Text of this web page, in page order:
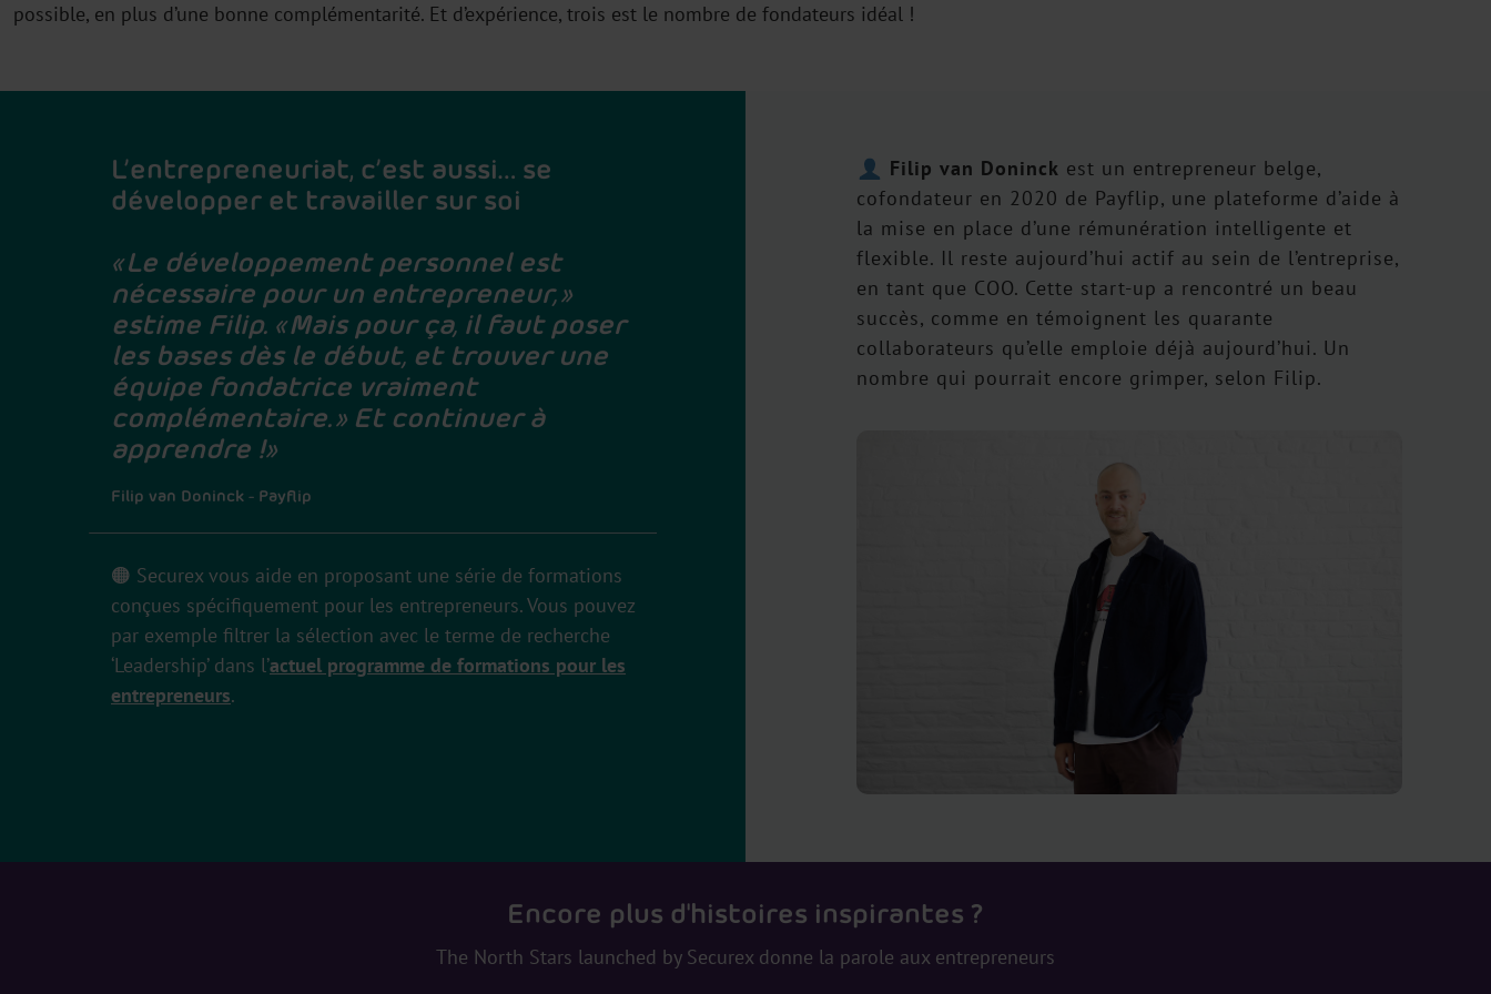
possible, en plus d’une bonne complémentarité. Et d’expérience, trois est le nombre de fondateurs idéal !
L’entrepreneuriat, c’est aussi… se
développer et travailler sur soi
« Le développement personnel est
nécessaire pour un entrepreneur, »
estime Filip. « Mais pour ça, il faut poser
les bases dès le début, et trouver une
équipe fondatrice vraiment
complémentaire. » Et continuer à
apprendre !»
Filip van Doninck - Payflip
🟠 Securex vous aide en proposant une série de formations
conçues spécifiquement pour les entrepreneurs. Vous pouvez
par exemple filtrer la sélection avec le terme de recherche
‘Leadership’ dans l’actuel programme de formations pour les
entrepreneurs.
Filip van Doninck est un entrepreneur belge,
cofondateur en 2020 de Payflip, une plateforme d’aide à
la mise en place d’une rémunération intelligente et
flexible. Il reste aujourd’hui actif au sein de l’entreprise,
en tant que COO. Cette start-up a rencontré un beau
succès, comme en témoignent les quarante
collaborateurs qu’elle emploie déjà aujourd’hui. Un
nombre qui pourrait encore grimper, selon Filip.
Encore plus d'histoires inspirantes ?
The North Stars launched by Securex donne la parole aux entrepreneurs